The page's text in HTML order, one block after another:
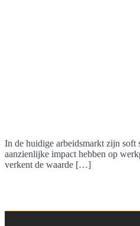
In de huidige arbeidsmarkt zijn soft
aanzienlijke impact hebben op
verkent de waarde […]